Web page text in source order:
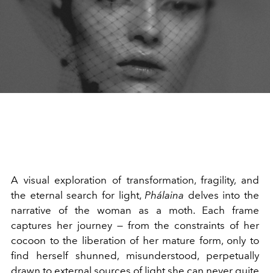
A visual exploration of transformation, fragility, and
the eternal search for light, Phálaina delves into the
narrative of the woman as a moth. Each frame
captures her journey — from the constraints of her
cocoon to the liberation of her mature form, only to
find herself shunned, misunderstood, perpetually
drawn to external sources of light she can never quite